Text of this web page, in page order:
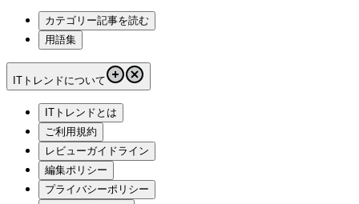
カテゴリー記事を読む
用語集
ITトレンドについて
ITトレンドとは
ご利用規約
レビューガイドライン
編集ポリシー
プライバシーポリシー